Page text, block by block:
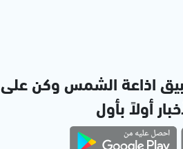
اذاعة الشمس وكن على
أولاً بأول